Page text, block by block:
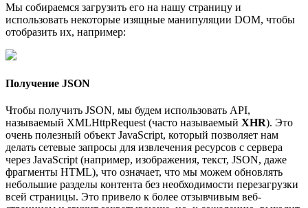
Мы собираемся загрузить его на нашу страницу и
использовать некоторые изящные манипуляции DOM, чтобы
отобразить их, например:
Получение JSON
Чтобы получить JSON, мы будем использовать API,
называемый XMLHttpRequest (часто называемый XHR). Это
очень полезный объект JavaScript, который позволяет нам
делать сетевые запросы для извлечения ресурсов с сервера
через JavaScript (например, изображения, текст, JSON, даже
фрагменты HTML), что означает, что мы можем обновлять
небольшие разделы контента без необходимости перезагрузки
всей страницы. Это привело к более отзывчивым веб-